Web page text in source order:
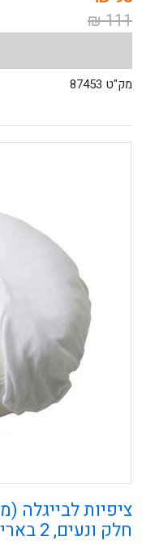
111 ₪
מק"ט 87453
ציפיות לבייגלה
חלק ונעים, 2 באריזה EARTHLITE